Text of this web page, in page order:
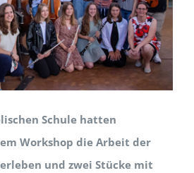
Schule hatten
Workshop die Arbeit der
und zwei Stücke mit